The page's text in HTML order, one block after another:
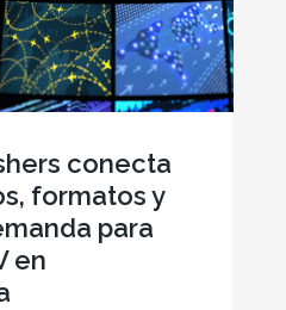
conecta
formatos y
para
en